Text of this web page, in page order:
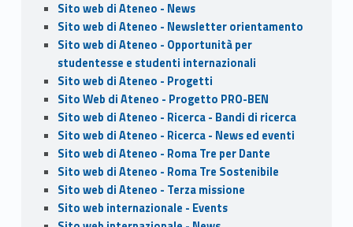
Sito web di Ateneo - News
Sito web di Ateneo - Newsletter orientamento
Sito web di Ateneo - Opportunità per
studentesse e studenti internazionali
Sito web di Ateneo - Progetti
Sito Web di Ateneo - Progetto PRO-BEN
Sito web di Ateneo - Ricerca - Bandi di ricerca
Sito web di Ateneo - Ricerca - News ed eventi
Sito web di Ateneo - Roma Tre per Dante
Sito web di Ateneo - Roma Tre Sostenibile
Sito web di Ateneo - Terza missione
Sito web internazionale - Events